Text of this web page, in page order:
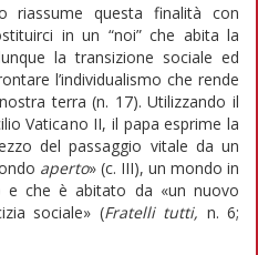
riassume questa finalità con
in un “noi” che abita la
la transizione sociale ed
l’individualismo che rende
terra (n. 17). Utilizzando il
Vaticano II, il papa esprime la
del passaggio vitale da un
aperto» (c. III), un mondo in
e che è abitato da «un nuovo
sociale» (Fratelli tutti, n. 6;